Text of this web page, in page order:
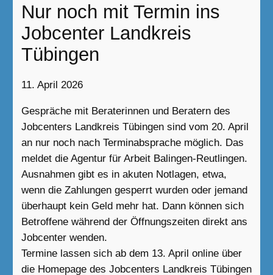
Nur noch mit Termin ins
Jobcenter Landkreis
Tübingen
11. April 2026
Gespräche mit Beraterinnen und Beratern des
Jobcenters Landkreis Tübingen sind vom 20. April
an nur noch nach Terminabsprache möglich. Das
meldet die Agentur für Arbeit Balingen-Reutlingen.
Ausnahmen gibt es in akuten Notlagen, etwa,
wenn die Zahlungen gesperrt wurden oder jemand
überhaupt kein Geld mehr hat. Dann können sich
Betroffene während der Öffnungszeiten direkt ans
Jobcenter wenden.
Termine lassen sich ab dem 13. April online über
die Homepage des Jobcenters Landkreis Tübingen